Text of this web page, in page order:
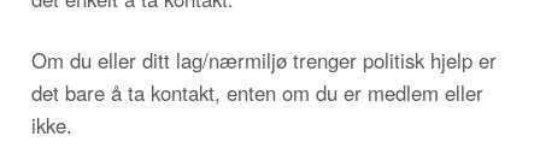
Om du eller ditt lag/nærmiljø trenger politisk hjelp er
det bare å ta kontakt, enten om du er medlem eller
ikke.